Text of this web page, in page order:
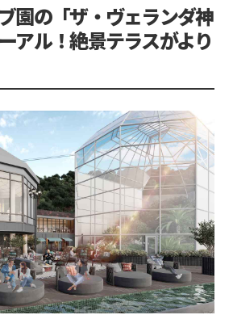
園の「ザ・ヴェランダ神
アル！絶景テラスがより